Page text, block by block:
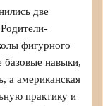
две
фигурного
базовые навыки,
а американская
практику и